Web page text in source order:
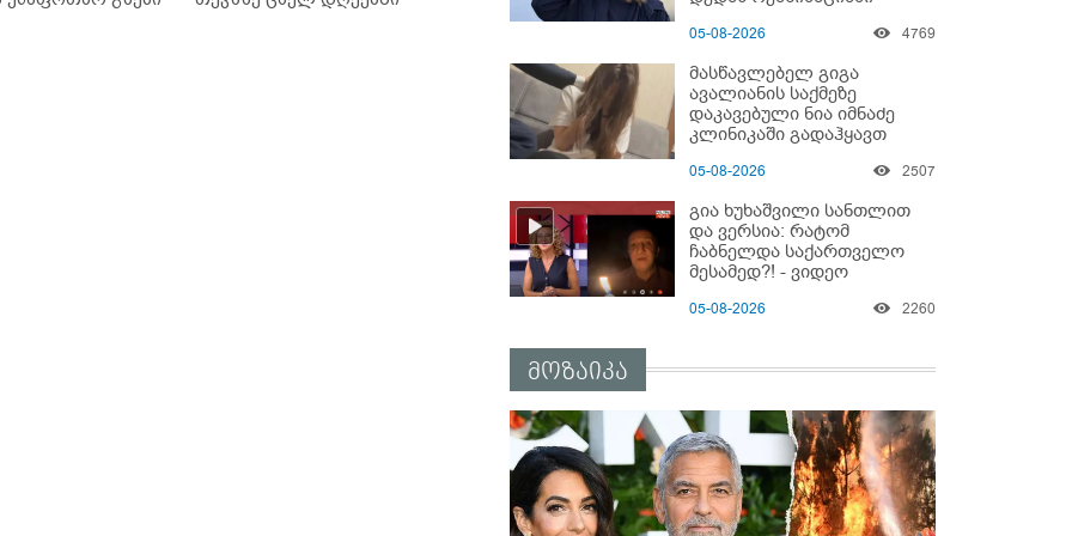
შვილი არ უნახავს” - გიგა
კომენტარი
05-08-2026 4769
მასწავლებელ გიგა
ავალიანის საქმეზე
დაკავებული ნია იმნაძე
კლინიკაში გადაჰყავთ
05-08-2026 2507
გია ხუხაშვილი სანთლით
და ვერსია: რატომ
ჩაბნელდა საქართველო
მესამედ?! - ვიდეო
05-08-2026 2260
მოზაიკა